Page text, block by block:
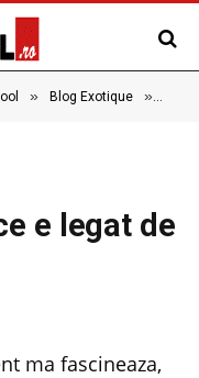
» Blog Exotique »
e legat de
ma fascineaza,